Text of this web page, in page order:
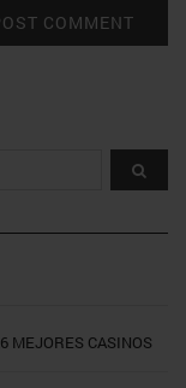
MEJORES CASINOS